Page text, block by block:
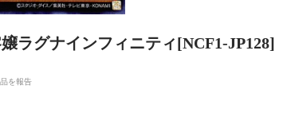
嬢ラグナインフィニティ[NCF1-JP128]
を報告